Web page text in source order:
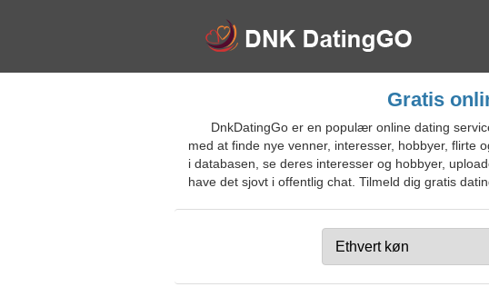
Gratis
DnkDatingGo er en populær online dating
med at finde nye venner, interesser, hobbyer, flirte
i databasen, se deres interesser og hobbyer,
have det sjovt i offentlig chat. Tilmeld dig gratis